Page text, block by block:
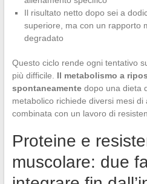
Il risultato netto dopo sei a
superiore, ma con un rapporto
degradato
Questo ciclo rende ogni tentativo
più difficile. Il metabolismo a
spontaneamentedopo una dieta
metabolico richiede diversi mesi
combinata con un lavoro di
Proteine e
muscolare: due